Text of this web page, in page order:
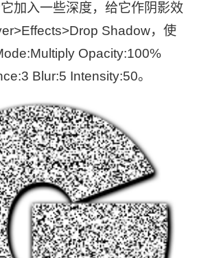
加入一些深度，给它作阴影效
Shadow，使
Opacity:100%
Blur:5 Intensity:50。